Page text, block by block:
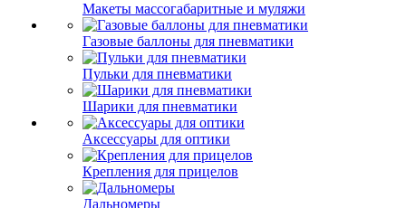
Макеты массогабаритные и муляжи
Газовые баллоны для пневматики
Пульки для пневматики
Шарики для пневматики
Аксессуары для оптики
Крепления для прицелов
Дальномеры